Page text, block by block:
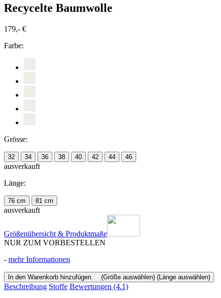
Recycelte Baumwolle
179,- €
Farbe:
Grösse:
32 34 36 38 40 42 44 46
ausverkauft
Länge:
76 cm 81 cm
ausverkauft
Größenübersicht & Produktmaße
NUR ZUM VORBESTELLEN
- mehr Informationen
In den Warenkorb hinzufügen (Größe auswählen) (Länge auswählen)
Beschreibung Stoffe Bewertungen (4.1)